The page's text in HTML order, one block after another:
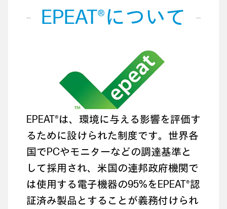
EPEAT®について
EPEAT®は、環境に与える影響を評価す
るために設けられた制度です。世界各
国でPCやモニターなどの調達基準と
して採用され、米国の連邦政府機関で
は使用する電子機器の95%をEPEAT®認
証済み製品とすることが義務付けられ